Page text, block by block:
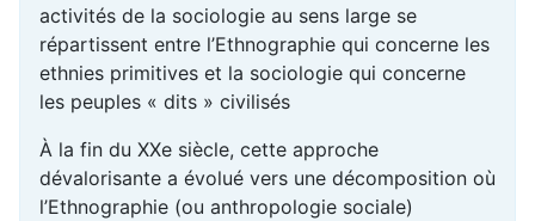
activités de la sociologie au sens large se
répartissent entre l’Ethnographie qui concerne les
ethnies primitives et la sociologie qui concerne
les peuples « dits » civilisés
À la fin du XXe siècle, cette approche
dévalorisante a évolué vers une décomposition où
l’Ethnographie (ou anthropologie sociale)